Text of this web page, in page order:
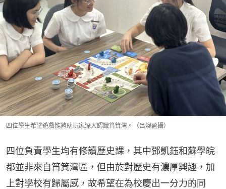
四位學生希望遊戲能夠助玩家深入認識筲箕灣。（呂婉盈攝）
四位負責學生均有修讀歷史課，其中鄧凱鈺和蘇學皖
都並非來自筲箕灣區，但由於對歷史有濃厚興趣，加
上對學校有歸屬感，故希望在為校慶出一分力的同